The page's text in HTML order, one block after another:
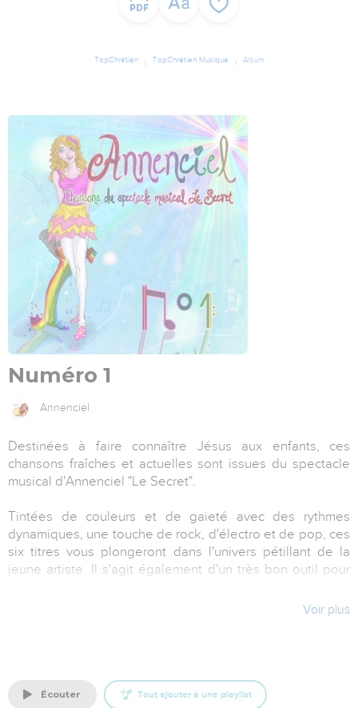
TopChrétien TopChrétien Musique Album
Numéro 1
Annenciel
Destinées à faire connaître Jésus aux enfants, ces
chansons fraîches et actuelles sont issues du spectacle
musical d'Annenciel "Le Secret".
Tintées de couleurs et de gaieté avec des rythmes
dynamiques, une touche de rock, d'électro et de pop, ces
six titres vous plongeront dans l'univers pétillant de la
jeune artiste. Il s'agit également d'un très bon outil pour
Voir plus
écouter Tout ajouter à une playlist